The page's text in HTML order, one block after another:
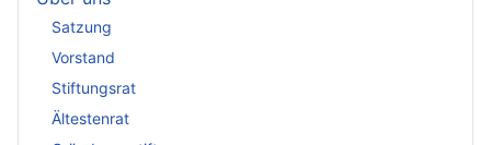
Satzung
Vorstand
Stiftungsrat
Ältestenrat